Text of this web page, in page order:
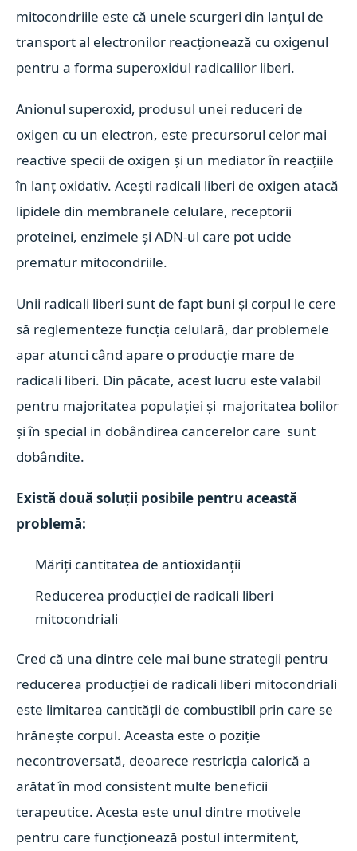
mitocondriile este că unele scurgeri din lanțul de
transport al electronilor reacționează cu oxigenul
pentru a forma superoxidul radicalilor liberi.
Anionul superoxid, produsul unei reduceri de
oxigen cu un electron, este precursorul celor mai
reactive specii de oxigen și un mediator în reacțiile
în lanț oxidativ. Acești radicali liberi de oxigen atacă
lipidele din membranele celulare, receptorii
proteinei, enzimele și ADN-ul care pot ucide
prematur mitocondriile.
Unii radicali liberi sunt de fapt buni și corpul le cere
să reglementeze funcția celulară, dar problemele
apar atunci când apare o producție mare de
radicali liberi. Din păcate, acest lucru este valabil
pentru majoritatea populației și majoritatea bolilor
și în special in dobândirea cancerelor care sunt
dobândite.
Există două soluții posibile pentru această
problemă:
Măriți cantitatea de antioxidanții
Reducerea producției de radicali liberi
mitocondriali
Cred că una dintre cele mai bune strategii pentru
reducerea producției de radicali liberi mitocondriali
este limitarea cantității de combustibil prin care se
hrănește corpul. Aceasta este o poziție
necontroversată, deoarece restricția calorică a
arătat în mod consistent multe beneficii
terapeutice. Acesta este unul dintre motivele
pentru care funcționează postul intermitent,